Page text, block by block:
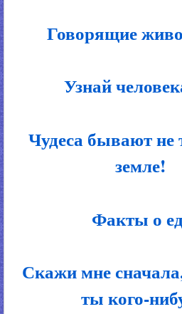
Говорящие
Узнай
Чудеса бывают не
земле!
Факты о
Скажи мне
ты кого-